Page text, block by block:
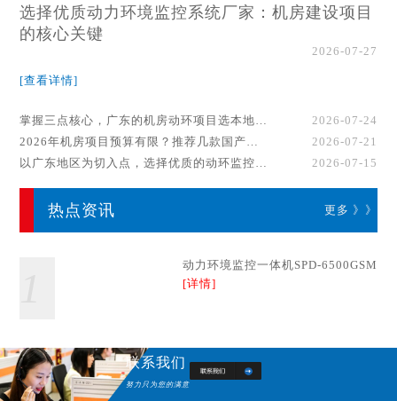
选择优质动力环境监控系统厂家：机房建设项目
的核心关键
2026-07-27
[查看详情]
掌握三点核心，广东的机房动环项目选本地厂家事半功倍！
2026-07-24
2026年机房项目预算有限？推荐几款国产动环监控系统品牌
2026-07-21
以广东地区为切入点，选择优质的动环监控系统厂家
2026-07-15
热点资讯 更多 》》
动力环境监控一体机SPD-6500GSM
[详情]
联系我们
努力只为您的满意